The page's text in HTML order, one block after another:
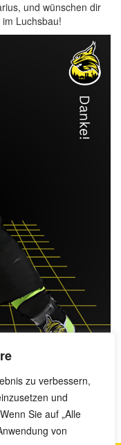
zu verbessern,
und
Sie auf „Alle
von
und wünschen dir
Luchsbau!
Dornow, 21. Juli 2025